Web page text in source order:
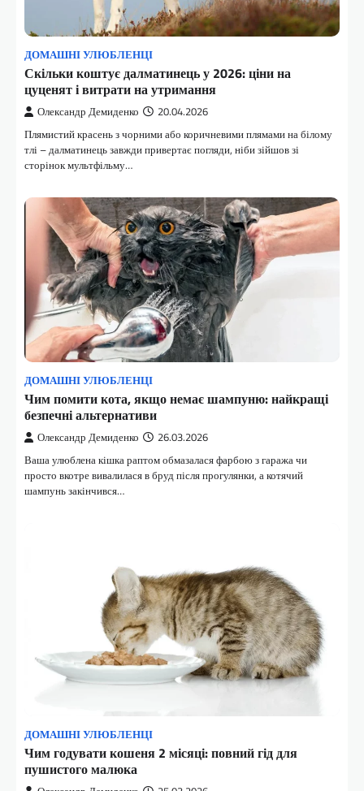
ДОМАШНІ УЛЮБЛЕНЦІ
Скільки коштує далматинець у 2026: ціни на
цуценят і витрати на утримання
Олександр Демиденко 20.04.2026
Плямистий красень з чорними або коричневими плямами на білому
тлі – далматинець завжди привертає погляди, ніби зійшов зі
сторінок мультфільму…
ДОМАШНІ УЛЮБЛЕНЦІ
Чим помити кота, якщо немає шампуню: найкращі
безпечні альтернативи
Олександр Демиденко 26.03.2026
Ваша улюблена кішка раптом обмазалася фарбою з гаража чи
просто вкотре вивалилася в бруд після прогулянки, а котячий
шампунь закінчився…
ДОМАШНІ УЛЮБЛЕНЦІ
Чим годувати кошеня 2 місяці: повний гід для
пушистого малюка